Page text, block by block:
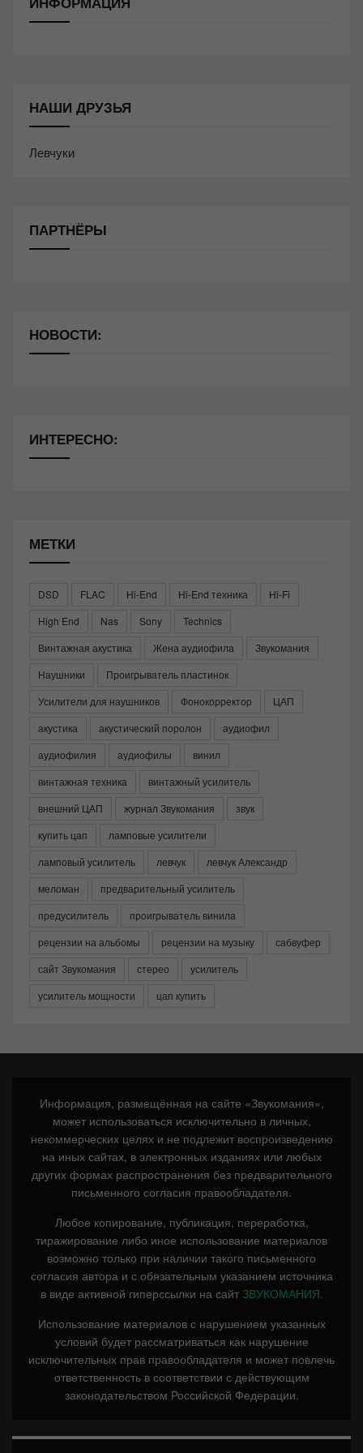
НАШИ ДРУЗЬЯ
Левчуки
ПАРТНЁРЫ
НОВОСТИ:
ИНТЕРЕСНО:
МЕТКИ
DSD FLAC Hi-End Hi-End техника
Hi-Fi
High End
Nas Sony
Technics
Винтажная акустика
Жена аудиофила
Звукомания
Наушники
Проигрыватель пластинок
Усилители для наушников
Фонокорректор
ЦАП
акустика
акустический поролон
аудиофил
аудиофилия
аудиофилы
винил
винтажная техника
винтажный усилитель
внешний ЦАП
журнал Звукомания
звук
купить цап
ламповые усилители
ламповый усилитель
левчук
левчук Александр
меломан
предварительный усилитель
предусилитель
проигрыватель винила
рецензии на альбомы
рецензии на музыку
сабвуфер
сайт Звукомания
стерео
усилитель
усилитель мощности
цап купить
Информация, размещённая на сайте «Звукомания»,
может использоваться исключительно в личных,
некоммерческих целях и не подлежит воспроизведению
на иных сайтах, в электронных изданиях или любых
других формах распространения без предварительного
письменного согласия правообладателя.
Любое копирование, публикация, переработка,
тиражирование либо иное использование материалов
возможно только при наличии такого письменного
согласия автора и с обязательным указанием источника
в виде активной гиперссылки на сайт ЗВУКОМАНИЯ.
Использование материалов с нарушением указанных
условий будет рассматриваться как нарушение
исключительных прав правообладателя и может повлечь
ответственность в соответствии с действующим
законодательством Российской Федерации.